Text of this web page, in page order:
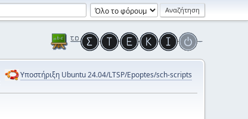
Υποστήριξη Ubuntu 24.04/LTSP/Epoptes/sch-scripts